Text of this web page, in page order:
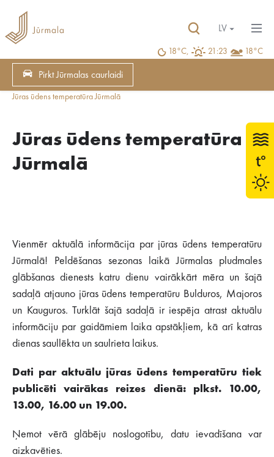
18°C, 21:23 18°C
LV
Pirkt Jūrmalas caurlaidi
Jūras ūdens temperatūra Jūrmalā
Jūras ūdens temperatūra
Jūrmalā
Vienmēr aktuālā informācija par jūras ūdens temperatūru
Jūrmalā! Peldēšanas sezonas laikā Jūrmalas pludmales
glābšanas dienests katru dienu vairākkārt mēra un šajā
sadaļā atjauno jūras ūdens temperatūru Bulduros, Majoros
un Kauguros. Turklāt šajā sadaļā ir iespēja atrast aktuālu
informāciju par gaidāmiem laika apstākļiem, kā arī katras
dienas saullēkta un saulrieta laikus.
Dati par aktuālu jūras ūdens temperatūru tiek
publicēti vairākas reizes dienā: plkst. 10.00,
13.00, 16.00 un 19.00.
Ņemot vērā glābēju noslogotību, datu ievadīšana var
aizkavēties.